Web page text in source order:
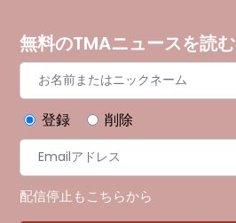
無料のTMAニュースを読む
登録 削除
配信停止もこちらから